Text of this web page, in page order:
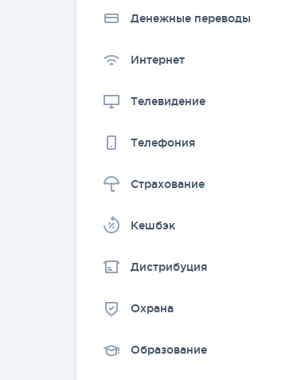
Денежные переводы
Интернет
Телевидение
Телефония
Страхование
Kешбэк
Дистрибуция
Охрана
Образование